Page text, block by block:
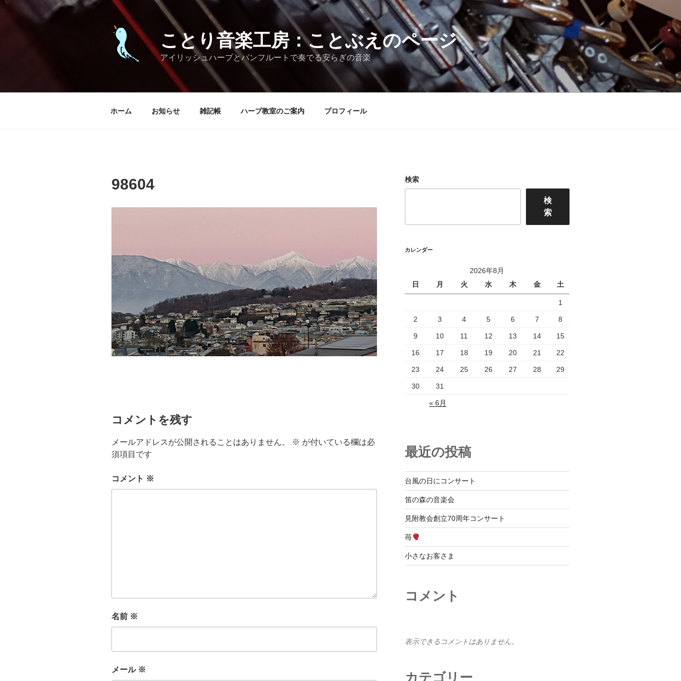
コ
キ
ことり音楽工房：ことぶえのページ
アイリッシュハープとパンフルートで奏でる安らぎの音楽
ホーム お知らせ 雑記帳 ハープ教室のご案内 プロフィール
98604
コメントを残す
メールアドレスが公開されることはありません。 ※ が付いている欄は必
須項目です
コメント ※
名前 ※
メール ※
検索
検
索
カレンダー
2026年8月
日
月 火 水 木 金 土
1
2 3 4 5 6 7 8
9 10 11 12 13 14 15
16 17 18 19 20 21 22
23 24 25 26 27 28 29
30 31
« 6月
最近の投稿
台風の日にコンサート
笛の森の音楽会
見附教会創立70周年コンサート
苺
小さなお客さま
コメント
表示できるコメントはありません。
カテゴリー